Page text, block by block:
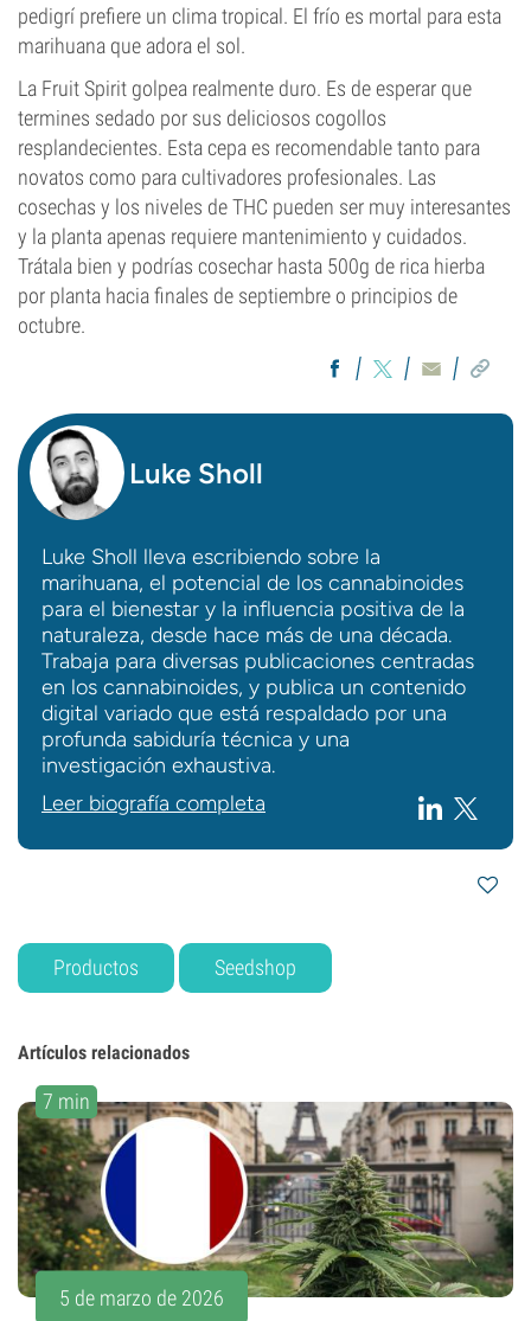
pedigrí prefiere un clima tropical. El frío es mortal para esta
marihuana que adora el sol.
La Fruit Spirit golpea realmente duro. Es de esperar que
termines sedado por sus deliciosos cogollos
resplandecientes. Esta cepa es recomendable tanto para
novatos como para cultivadores profesionales. Las
cosechas y los niveles de THC pueden ser muy interesantes
y la planta apenas requiere mantenimiento y cuidados.
Trátala bien y podrías cosechar hasta 500g de rica hierba
por planta hacia finales de septiembre o principios de
octubre.
Luke Sholl
Luke Sholl lleva escribiendo sobre la
marihuana, el potencial de los cannabinoides
para el bienestar y la influencia positiva de la
naturaleza, desde hace más de una década.
Trabaja para diversas publicaciones centradas
en los cannabinoides, y publica un contenido
digital variado que está respaldado por una
profunda sabiduría técnica y una
investigación exhaustiva.
Leer biografía completa
Productos Seedshop
Artículos relacionados
7 min
5 de marzo de 2026